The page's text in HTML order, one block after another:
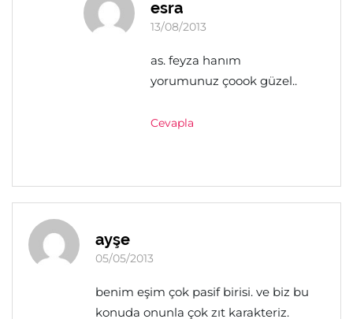
esra
13/08/2013
as. feyza hanım
yorumunuz çoook güzel..
Cevapla
ayşe
05/05/2013
benim eşim çok pasif birisi. ve biz bu
konuda onunla çok zıt karakteriz.